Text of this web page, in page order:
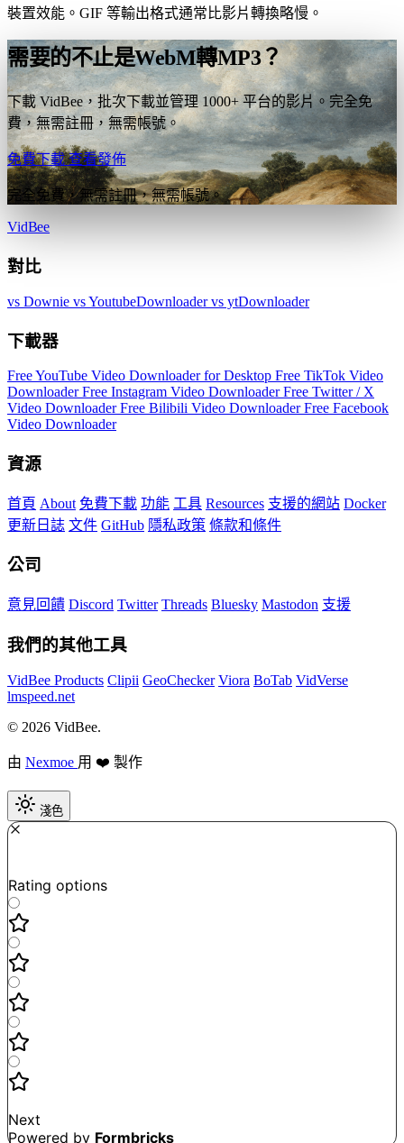
裝置效能。GIF 等輸出格式通常比影片轉換略慢。
需要的不止是WebM轉MP3？
下載 VidBee，批次下載並管理 1000+ 平台的影片。完全免
費，無需註冊，無需帳號。
免費下載查看發佈
完全免費，無需註冊，無需帳號。
VidBee
對比
vs Downie vs YoutubeDownloadervs ytDownloader
下載器
Free YouTube Video Downloader for Desktop Free TikTok Video
DownloaderFree Instagram Video DownloaderFree Twitter / X
Video DownloaderFree Bilibili Video DownloaderFree Facebook
Video Downloader
資源
首頁 About 免費下載 功能 工具 Resources 支援的網站 Docker
更新日誌 文件 GitHub 隱私政策 條款和條件
公司
意見回饋 Discord Twitter Threads Bluesky Mastodon 支援
我們的其他工具
VidBee Products Clipii GeoChecker Viora BoTab VidVerse
lmspeed.net
© 2026 VidBee.
由 Nexmoe 用 ❤️ 製作
淺色
Rating options
Next
Powered by Formbricks